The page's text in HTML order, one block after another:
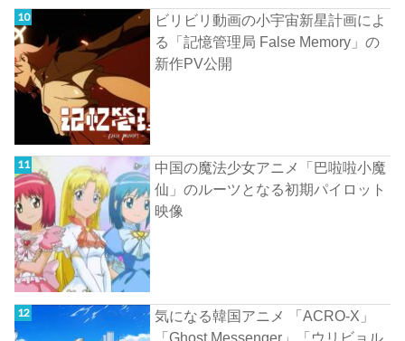
ビリビリ動画の小宇宙新星計画によ
る「記憶管理局 False Memory」の
新作PV公開
中国の魔法少女アニメ「巴啦啦小魔
仙」のルーツとなる初期パイロット
映像
気になる韓国アニメ 「ACRO-X」
「Ghost Messenger」「ウリビョル